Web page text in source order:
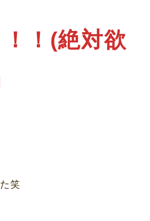
！！(絶対欲
笑